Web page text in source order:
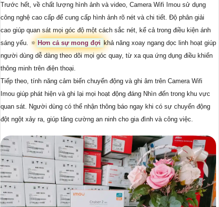
Trước hết, về chất lượng hình ảnh và video, Camera Wifi Imou sử dụng
công nghệ cao cấp để cung cấp hình ảnh rõ nét và chi tiết. Độ phân giải
cao giúp quan sát mọi góc độ một cách sắc nét, kể cả trong điều kiện ánh
sáng yếu. 🔅 Hơn cả sự mong đợi khả năng xoay ngang dọc linh hoạt giúp
người dùng dễ dàng theo dõi mọi góc quay, từ xa qua ứng dụng điều khiển
thông minh trên điện thoại.
Tiếp theo, tính năng cảm biến chuyển động và ghi âm trên Camera Wifi
Imou giúp phát hiện và ghi lại mọi hoạt động đáng Nhìn đến trong khu vực
quan sát. Người dùng có thể nhận thông báo ngay khi có sự chuyển động
đột ngột xảy ra, giúp tăng cường an ninh cho gia đình và công việc.